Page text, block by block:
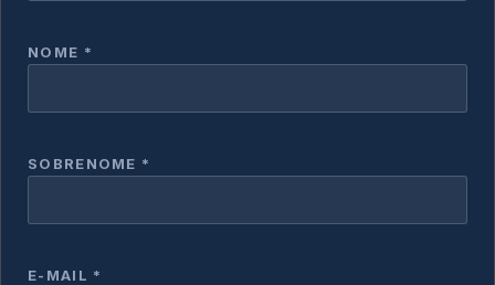
NOME *
SOBRENOME *
E-MAIL *